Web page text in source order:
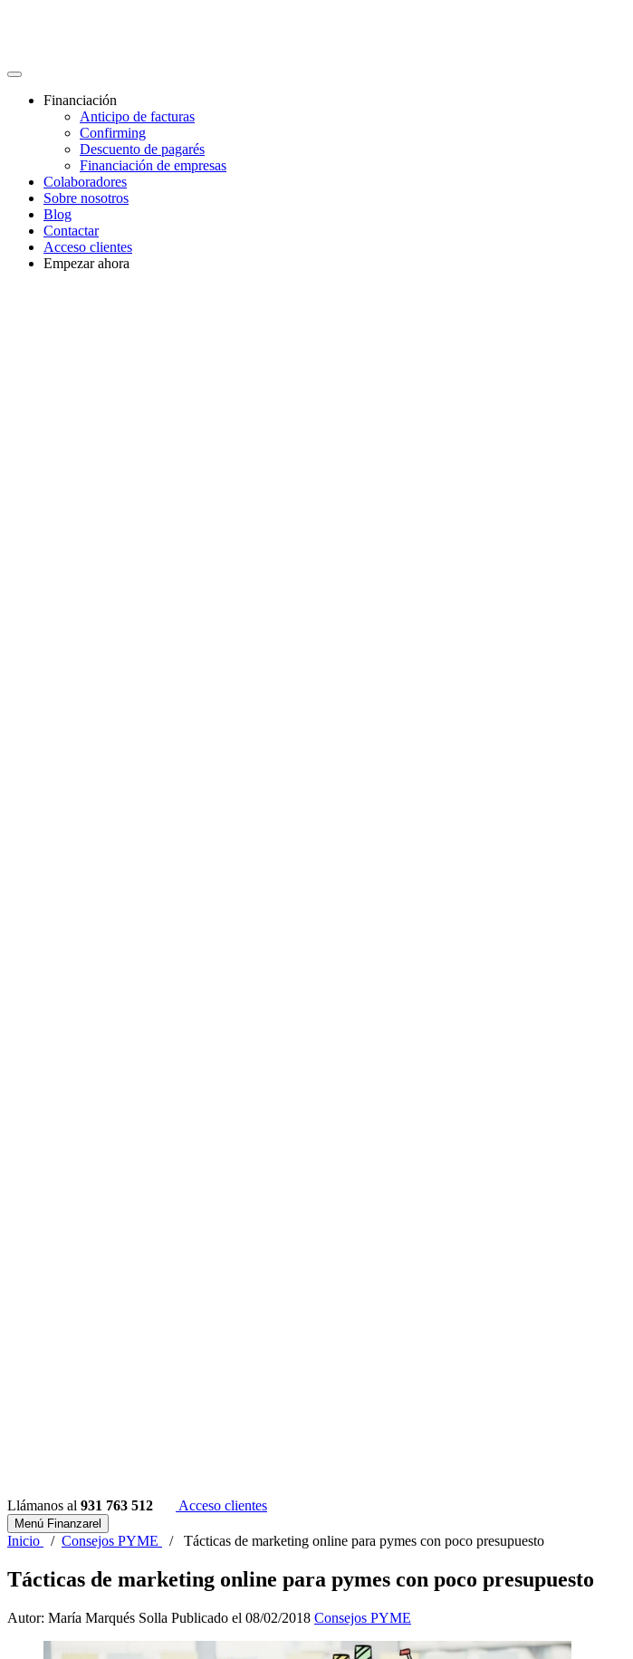
Financiación
Anticipo de facturas
Confirming
Descuento de pagarés
Financiación de empresas
Colaboradores
Sobre nosotros
Blog
Contactar
Acceso clientes
Empezar ahora
Llámanos al 931 763 512 Acceso clientes
Menú Finanzarel
Inicio / Consejos PYME / Tácticas de marketing online para pymes con poco presupuesto
Tácticas de marketing online para pymes con poco presupuesto
Autor: María Marqués Solla Publicado el 08/02/2018 Consejos PYME